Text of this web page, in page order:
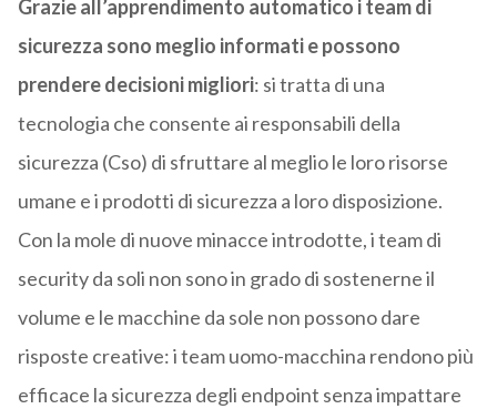
Grazie all’apprendimento automatico i team di
sicurezza sono meglio informati e possono
prendere decisioni migliori: si tratta di una
tecnologia che consente ai responsabili della
sicurezza (Cso) di sfruttare al meglio le loro risorse
umane e i prodotti di sicurezza a loro disposizione.
Con la mole di nuove minacce introdotte, i team di
security da soli non sono in grado di sostenerne il
volume e le macchine da sole non possono dare
risposte creative: i team uomo-macchina rendono più
efficace la sicurezza degli endpoint senza impattare